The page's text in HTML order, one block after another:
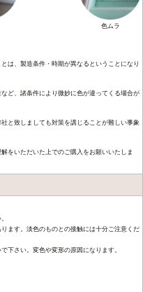
色ムラ
は、製造条件・時期が異なるということになり
ど、諸条件により微妙に色が違ってくる場合が
と致しましても対策を講じることが難しい事象
をいただいた上でのご購入をお願いいたしま
ます。淡色のものとの接触には十分ご注意くだ
下さい。変色や変形の原因になります。